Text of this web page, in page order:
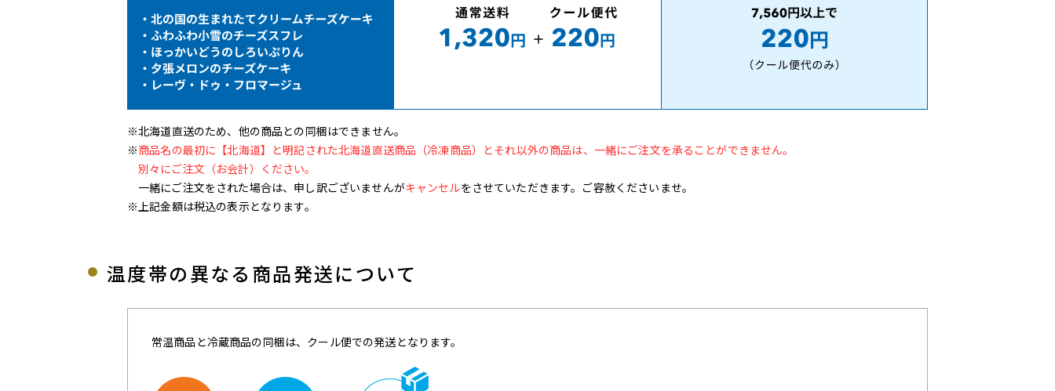
※北海道直送のため、他の商品との同梱はできません。
※商品名の最初に【北海道】と明記された北海道直送商品（冷凍商品）とそれ以外の商品は、一緒にご注文を承ることができません。
別々にご注文（お会計）ください。
一緒にご注文をされた場合は、申し訳ございませんがキャンセルをさせていただきます。ご容赦くださいませ。
※上記金額は税込の表示となります。
温度帯の異なる商品発送について
常温商品と冷蔵商品の同梱は、クール便での発送となります。